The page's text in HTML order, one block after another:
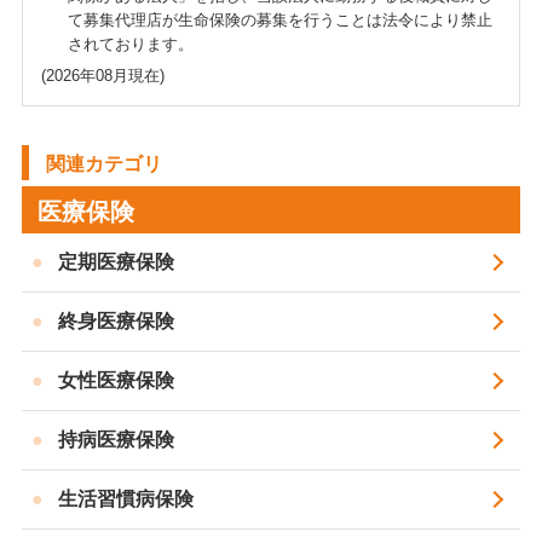
て募集代理店が生命保険の募集を行うことは法令により禁止
されております。
(2026年08月現在)
関連カテゴリ
医療保険
定期医療保険
終身医療保険
女性医療保険
持病医療保険
生活習慣病保険